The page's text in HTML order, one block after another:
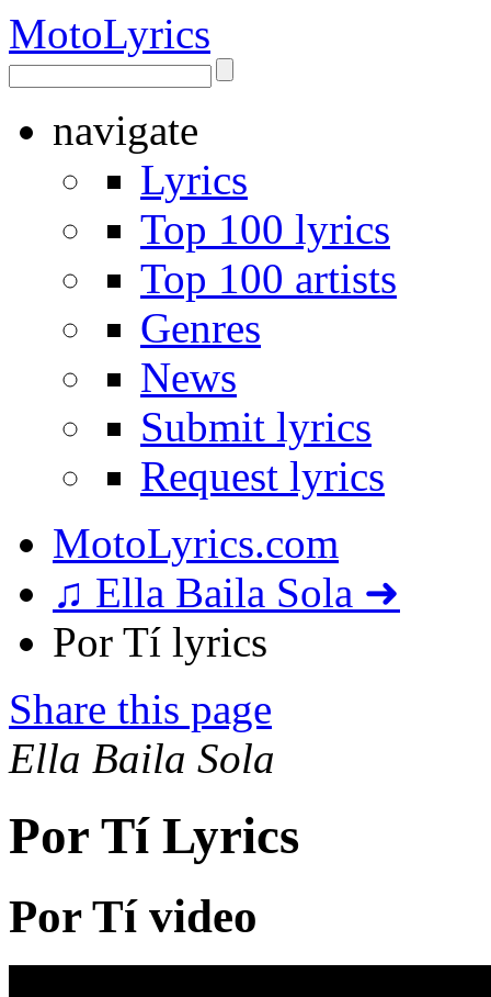
MotoLyrics
navigate
Lyrics
Top 100 lyrics
Top 100 artists
Genres
News
Submit lyrics
Request lyrics
MotoLyrics.com
♫ Ella Baila Sola ➜
Por Tí lyrics
Share this page
Ella Baila Sola
Por Tí Lyrics
Por Tí video